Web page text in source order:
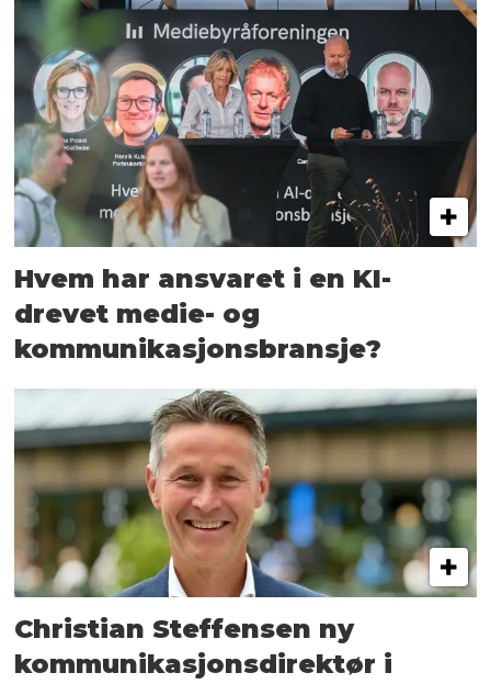
Hvem har ansvaret i en KI-
drevet medie- og
kommunikasjons­bransje?
Christian Steffensen ny
kommunikasjons­direktør i